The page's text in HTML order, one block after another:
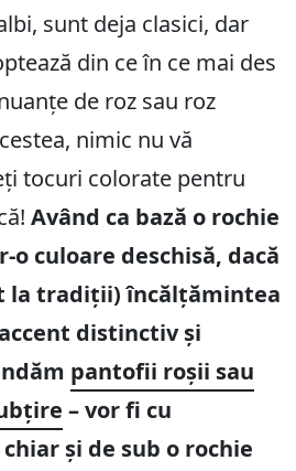
sunt deja clasici, dar
din ce în ce mai des
de roz sau roz
nimic nu vă
tocuri colorate pentru
Având ca bază o rochie
o culoare deschisă, dacă
la tradiții) încălțămintea
distinctiv și
pantofii roșii sau
– vor fi cu
și de sub o rochie